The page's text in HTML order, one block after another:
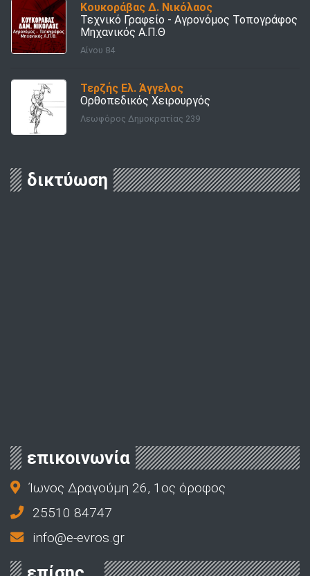
Κουκοράβας Δ. Νικόλαος
Τεχνικό Γραφείο - Αγρονόμος Τοπογράφος
Μηχανικός Α.Π.Θ
Αίνου 84
Τερζής Ελ. Άγγελος
Ορθοπεδικός Χειρουργός
Λεωφόρος Δημοκρατίας 239
δικτύωση
επικοινωνία
Ίωνος Δραγούμη 26, 1ος όροφος
25510 84747
info@e-evros.gr